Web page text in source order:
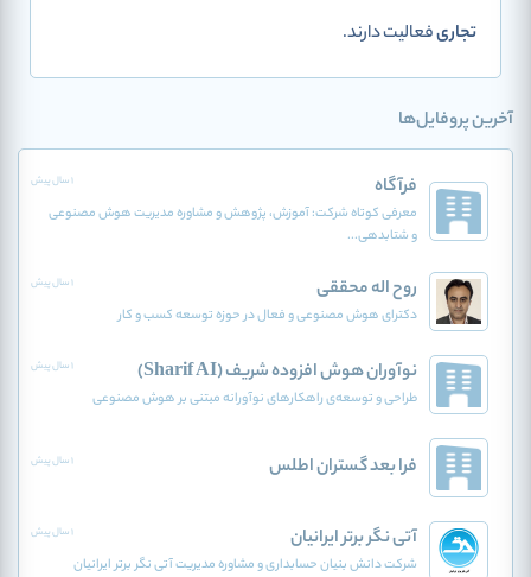
تجاریفعالیت دارند.
آخرین پروفایل‌ها
فرآگاه 1 سال پیش
معرفی کوتاه شرکت: آموزش، پژوهش و مشاوره مدیریت هوش مصنوعی
و شتابدهی...
روح اله محققی 1 سال پیش
دکترای هوش مصنوعی و فعال در حوزه توسعه کسب و کار
نوآوران هوش افزوده‌ شریف (Sharif AI) 1 سال پیش
طراحی و توسعه‌ی راهکارهای نوآورانه مبتنی بر هوش مصنوعی
فرا بعد گستران اطلس 1 سال پیش
آتی نگر برتر ایرانیان 1 سال پیش
شرکت دانش بنیان حسابداری و مشاوره مدیریت آتی نگر برتر ایرانیان